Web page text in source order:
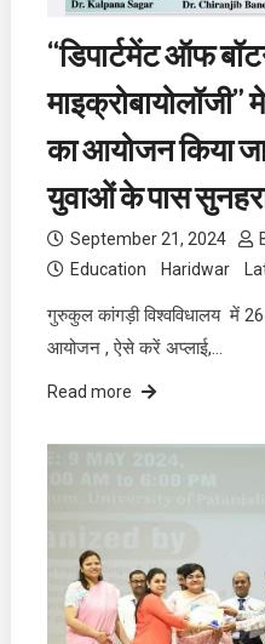
“डिपार्टमेंट ऑफ
माइक्रोबायोलॉजी”
का आयोजन किया
युवाओं के पास सुनहरा
September 21, 2024
Education
Haridwar
गुरुकुल कांगड़ी विश्वविधालय में
आयोजन , ऐसे करें अप्लाई,…
Read more